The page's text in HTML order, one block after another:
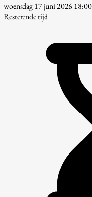
woensdag 17 juni 2026 18:00
Resterende tijd